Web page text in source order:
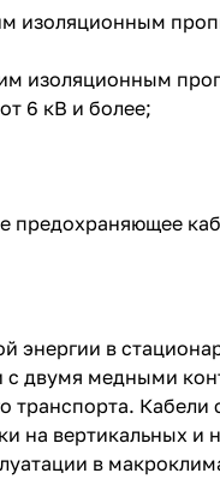
изоляционным
изоляционным
6 кВ и более;
энергии в
с двумя медными
транспорта. Кабели
вертикальных и
в